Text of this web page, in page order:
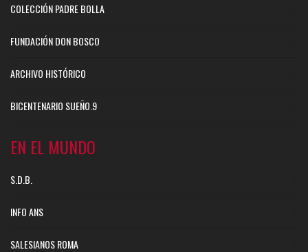
COLECCIÓN PADRE BOLLA
FUNDACIÓN DON BOSCO
ARCHIVO HISTÓRICO
BICENTENARIO SUEÑO.9
EN EL MUNDO
S.D.B.
INFO ANS
SALESIANOS ROMA